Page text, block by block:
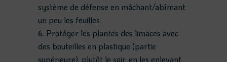
système de défense en mâchant/abîmant
un peu les feuilles
Protéger les plantes des limaces avec
des bouteilles en plastique (partie
supérieure), plutôt le soir, en les enlevant